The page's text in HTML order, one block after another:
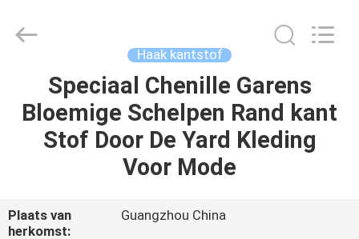
THUIS
PRODUCTEN
ONS
Ltd..
Haak kantstof
Speciaal Chenille Garens
Bloemige Schelpen Rand kant
Stof Door De Yard Kleding
Voor Mode
Plaats van
herkomst:
Guangzhou China